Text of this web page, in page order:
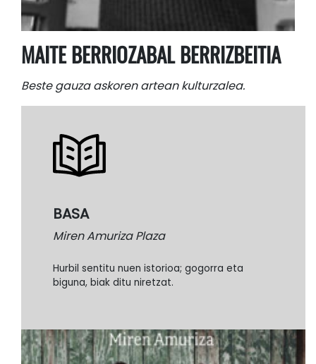
MAITE BERRIOZABAL BERRIZBEITIA
Beste gauza askoren artean kulturzalea.
BASA
Miren Amuriza Plaza
Hurbil sentitu nuen istorioa; gogorra eta
biguna, biak ditu niretzat.